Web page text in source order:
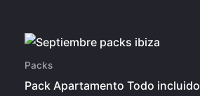
Packs
Pack Apartamento Todo incluido